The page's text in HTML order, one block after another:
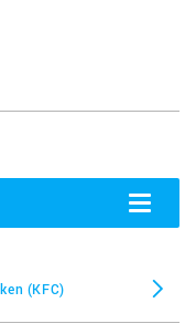
Toggle
(KFC)